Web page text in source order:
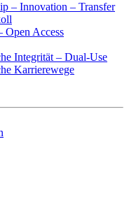
– Innovation – Transfer
Open Access
Integrität – Dual-Use
Karrierewege